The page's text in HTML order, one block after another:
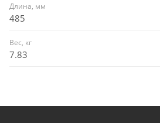
Длина, мм
485
Вес, кг
7.83